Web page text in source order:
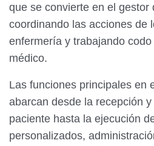
que se convierte en el gestor
coordinando las acciones de
enfermería y trabajando
médico.
Las funciones principales en
abarcan desde la recepción y
paciente hasta la ejecución
personalizados,